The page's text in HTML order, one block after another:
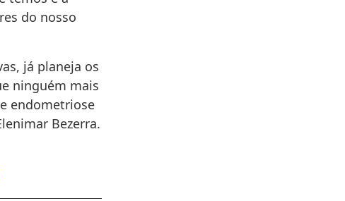
do nosso
já planeja os
ninguém mais
endometriose
Bezerra.